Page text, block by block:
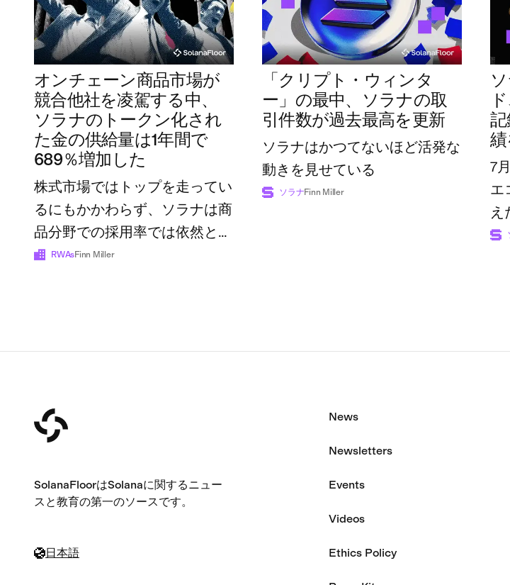
オンチェーン商品市場が
競合他社を凌駕する中、
ソラナのトークン化され
た金の供給量は1年間で
689％増加した
株式市場ではトップを走ってい
るにもかかわらず、ソラナは商
品分野での採用率では依然とし
て後れを取っている
RWAsFinn Miller
「クリプト・ウィンタ
ー」の最中、ソラナの取
引件数が過去最高を更新
ソラナはかつてないほど活発な
動きを見せている
ソラナFinn Miller
7
エ
え
広
SolanaFloorはSolanaに関するニュー
スと教育の第一のソースです。
日本語
News
Newsletters
Events
Videos
Ethics Policy